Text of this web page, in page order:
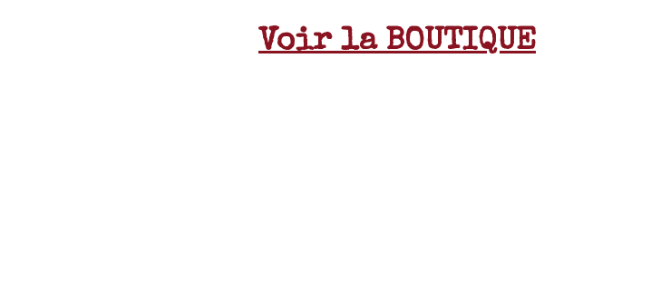
Voir la BOUTIQUE